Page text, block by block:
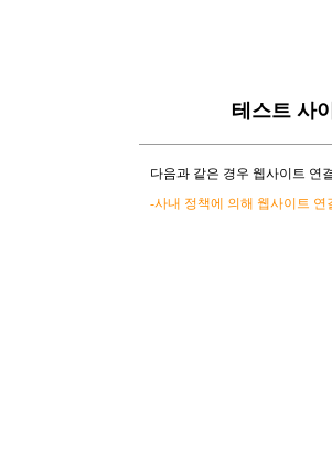
테스트 사
다음과 같은 경우 웹사이트 연
-사내 정책에 의해 웹사이트